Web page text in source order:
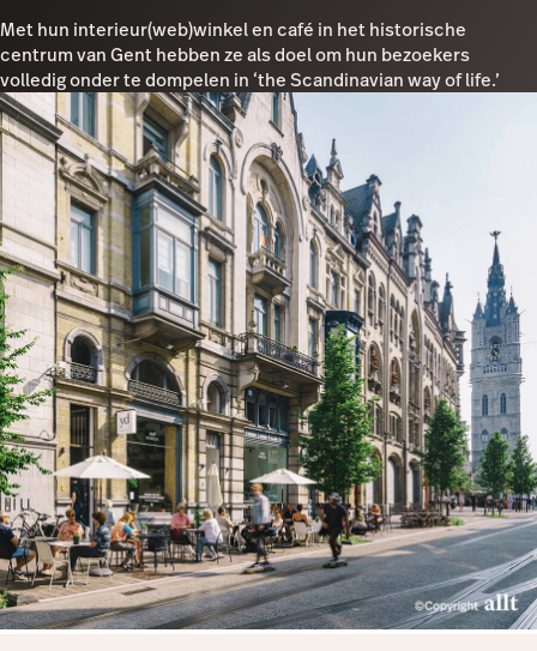
Met hun interieur(web)winkel en café in het historische
centrum van Gent hebben ze als doel om hun bezoekers
volledig onder te dompelen in ‘the Scandinavian way of life.’